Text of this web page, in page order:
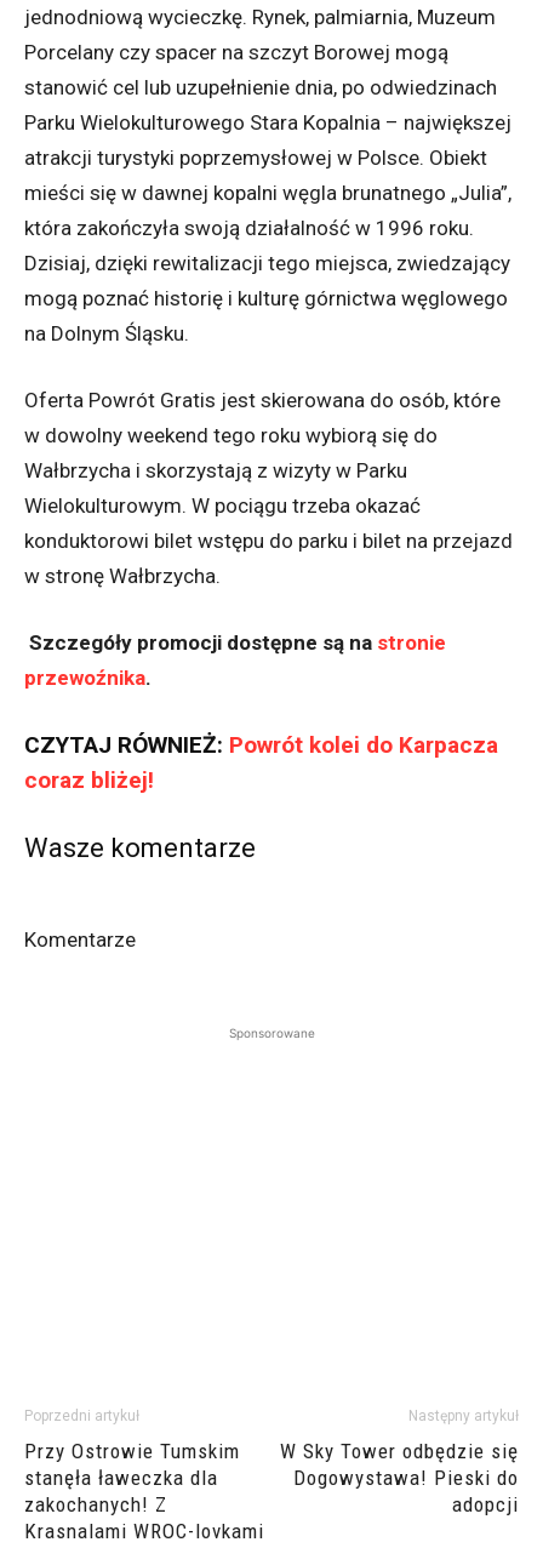
jednodniową wycieczkę. Rynek, palmiarnia, Muzeum
Porcelany czy spacer na szczyt Borowej mogą
stanowić cel lub uzupełnienie dnia, po odwiedzinach
Parku Wielokulturowego Stara Kopalnia – największej
atrakcji turystyki poprzemysłowej w Polsce. Obiekt
mieści się w dawnej kopalni węgla brunatnego „Julia”,
która zakończyła swoją działalność w 1996 roku.
Dzisiaj, dzięki rewitalizacji tego miejsca, zwiedzający
mogą poznać historię i kulturę górnictwa węglowego
na Dolnym Śląsku.
Oferta Powrót Gratis jest skierowana do osób, które
w dowolny weekend tego roku wybiorą się do
Wałbrzycha i skorzystają z wizyty w Parku
Wielokulturowym. W pociągu trzeba okazać
konduktorowi bilet wstępu do parku i bilet na przejazd
w stronę Wałbrzycha.
Szczegóły promocji dostępne są na stronie
przewoźnika.
CZYTAJ RÓWNIEŻ: Powrót kolei do Karpacza
coraz bliżej!
Wasze komentarze
Komentarze
Sponsorowane
Poprzedni artykuł
Przy Ostrowie Tumskim
stanęła ławeczka dla
zakochanych! Z
Krasnalami WROC-lovkami
Następny artykuł
W Sky Tower odbędzie się
Dogowystawa! Pieski do
adopcji